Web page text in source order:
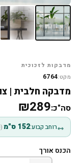
מדבקות לזכוכית
מקט:6764
מדבקה חלבית |
סה"כ:₪289
רוחב קבוע:152 ס"מ
הכנס אורך